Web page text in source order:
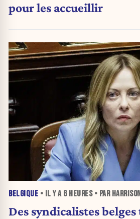
pour les accueillir
BELGIQUE • IL Y A 6 HEURES• PAR
Des syndicalistes